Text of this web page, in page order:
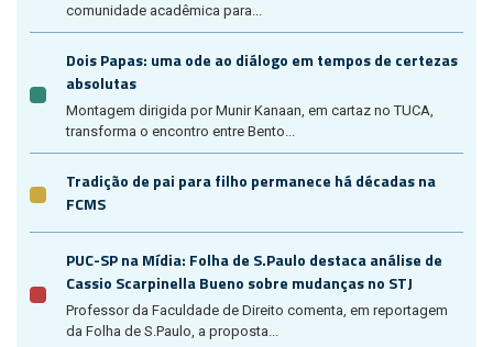
comunidade acadêmica para...
Dois Papas: uma ode ao diálogo em tempos de certezas
absolutas
Montagem dirigida por Munir Kanaan, em cartaz no TUCA,
transforma o encontro entre Bento...
Tradição de pai para filho permanece há décadas na
FCMS
PUC-SP na Mídia: Folha de S.Paulo destaca análise de
Cassio Scarpinella Bueno sobre mudanças no STJ
Professor da Faculdade de Direito comenta, em reportagem
da Folha de S.Paulo, a proposta...